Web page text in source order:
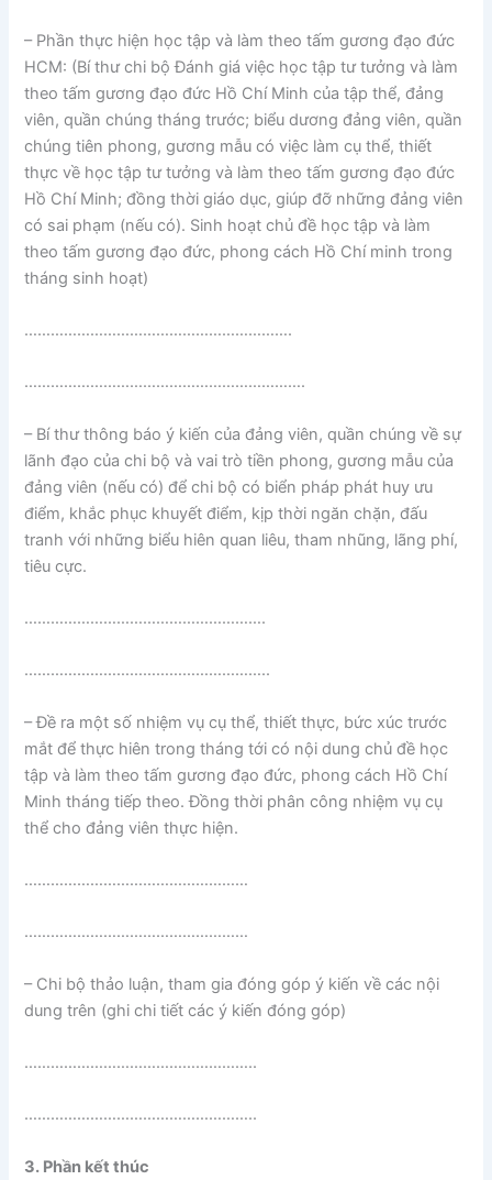
– Phần thực hiện học tập và làm theo tấm gương đạo đức
HCM: (Bí thư chi bộ Đánh giá việc học tập tư tưởng và làm
theo tấm gương đạo đức Hồ Chí Minh của tập thể, đảng
viên, quần chúng tháng trước; biểu dương đảng viên, quần
chúng tiên phong, gương mẫu có việc làm cụ thể, thiết
thực về học tập tư tưởng và làm theo tấm gương đạo đức
Hồ Chí Minh; đồng thời giáo dục, giúp đỡ những đảng viên
có sai phạm (nếu có). Sinh hoạt chủ đề học tập và làm
theo tấm gương đạo đức, phong cách Hồ Chí minh trong
tháng sinh hoạt)
…………………………………………………….
……………………………………………………….
– Bí thư thông báo ý kiến của đảng viên, quần chúng về sự
lãnh đạo của chi bộ và vai trò tiền phong, gương mẫu của
đảng viên (nếu có) để chi bộ có biển pháp phát huy ưu
điểm, khắc phục khuyết điểm, kịp thời ngăn chặn, đấu
tranh với những biểu hiên quan liêu, tham nhũng, lãng phí,
tiêu cực.
……………………………………………….
………………………………………………..
– Đề ra một số nhiệm vụ cụ thể, thiết thực, bức xúc trước
mắt để thực hiên trong tháng tới có nội dung chủ đề học
tập và làm theo tấm gương đạo đức, phong cách Hồ Chí
Minh tháng tiếp theo. Đồng thời phân công nhiệm vụ cụ
thể cho đảng viên thực hiện.
……………………………………………
……………………………………………
– Chi bộ thảo luận, tham gia đóng góp ý kiến về các nội
dung trên (ghi chi tiết các ý kiến đóng góp)
……………………………………………..
……………………………………………..
3. Phần kết thúc